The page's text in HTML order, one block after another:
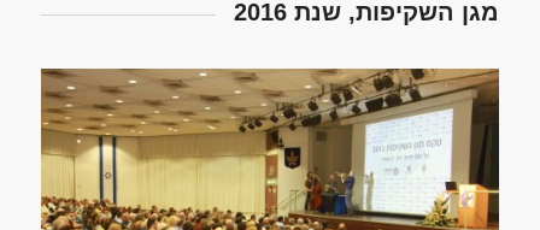
מגן השקיפות, שנת 2016